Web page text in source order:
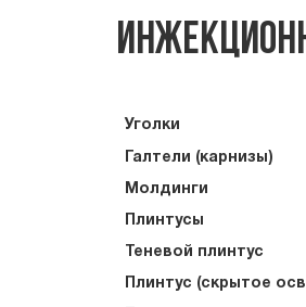
Уголки
Галтели (карнизы)
Молдинги
Плинтусы
Теневой плинтус
Плинтус (скрытое